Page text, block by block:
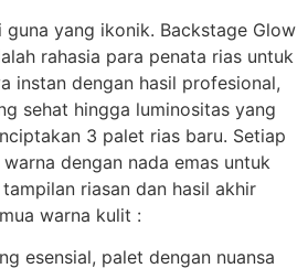
guna yang ikonik. Backstage Glow
rahasia para penata rias untuk
instan dengan hasil profesional,
sehat hingga luminositas yang
3 palet rias baru. Setiap
dengan nada emas untuk
riasan dan hasil akhir
warna kulit :
esensial, palet dengan nuansa